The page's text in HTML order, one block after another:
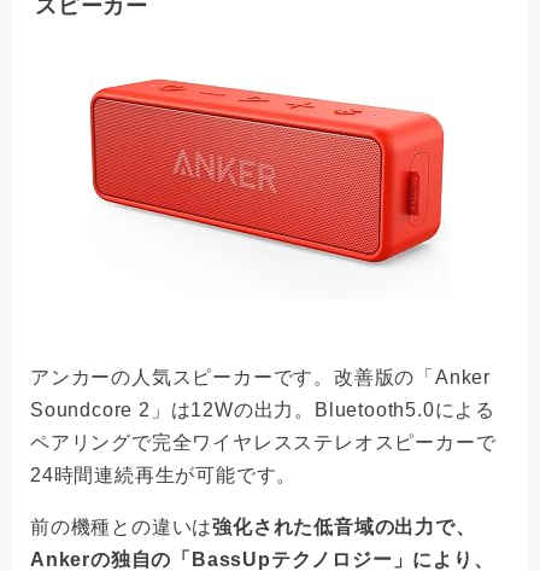
スピーカー
アンカーの人気スピーカーです。改善版の「Anker
Soundcore 2」は12Wの出力。Bluetooth5.0による
ペアリングで完全ワイヤレスステレオスピーカーで
24時間連続再生が可能です。
前の機種との違いは強化された低音域の出力で、
Ankerの独自の「BassUpテクノロジー」により、